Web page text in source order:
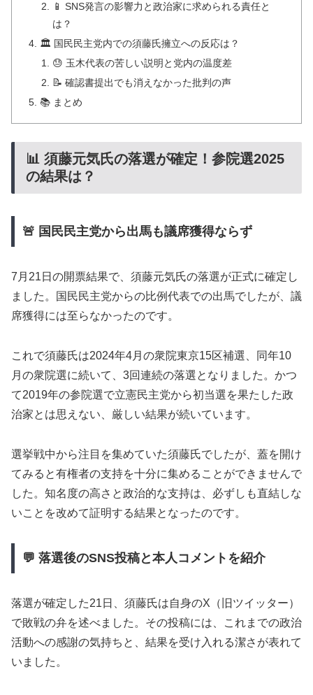
📱 SNS発言の影響力と政治家に求められる責任と
は？
🏛️ 国民民主党内での須藤氏擁立への反応は？
😓 玉木代表の苦しい説明と党内の温度差
📝 確認書提出でも消えなかった批判の声
📚 まとめ
📊 須藤元気氏の落選が確定！参院選2025
の結果は？
🚨 国民民主党から出馬も議席獲得ならず
7月21日の開票結果で、須藤元気氏の落選が正式に確定し
ました。国民民主党からの比例代表での出馬でしたが、議
席獲得には至らなかったのです。
これで須藤氏は2024年4月の衆院東京15区補選、同年10
月の衆院選に続いて、3回連続の落選となりました。かつ
て2019年の参院選で立憲民主党から初当選を果たした政
治家とは思えない、厳しい結果が続いています。
選挙戦中から注目を集めていた須藤氏でしたが、蓋を開け
てみると有権者の支持を十分に集めることができませんで
した。知名度の高さと政治的な支持は、必ずしも直結しな
いことを改めて証明する結果となったのです。
💬 落選後のSNS投稿と本人コメントを紹介
落選が確定した21日、須藤氏は自身のX（旧ツイッター）
で敗戦の弁を述べました。その投稿には、これまでの政治
活動への感謝の気持ちと、結果を受け入れる潔さが表れて
いました。